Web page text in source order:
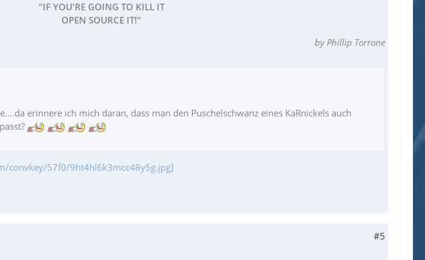
"IF YOU'RE GOING TO KILL IT
OPEN SOURCE IT!"
by Phillip Torrone
erinnere ich mich daran, dass man den Puschelschwanz eines KaRnickels auch
convkey/57f0/9ht4hl6k3mcc48y5g.jpg]
#5